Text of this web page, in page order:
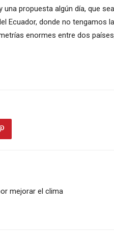
una propuesta algún día, que
Ecuador, donde no tengamos
enormes entre dos
mejorar el clima